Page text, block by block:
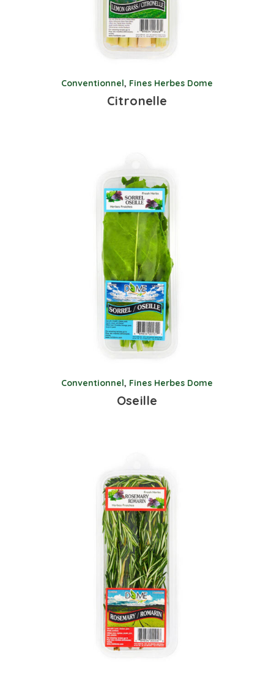
Conventionnel, Fines Herbes Dome
Citronelle
Conventionnel, Fines Herbes Dome
Oseille